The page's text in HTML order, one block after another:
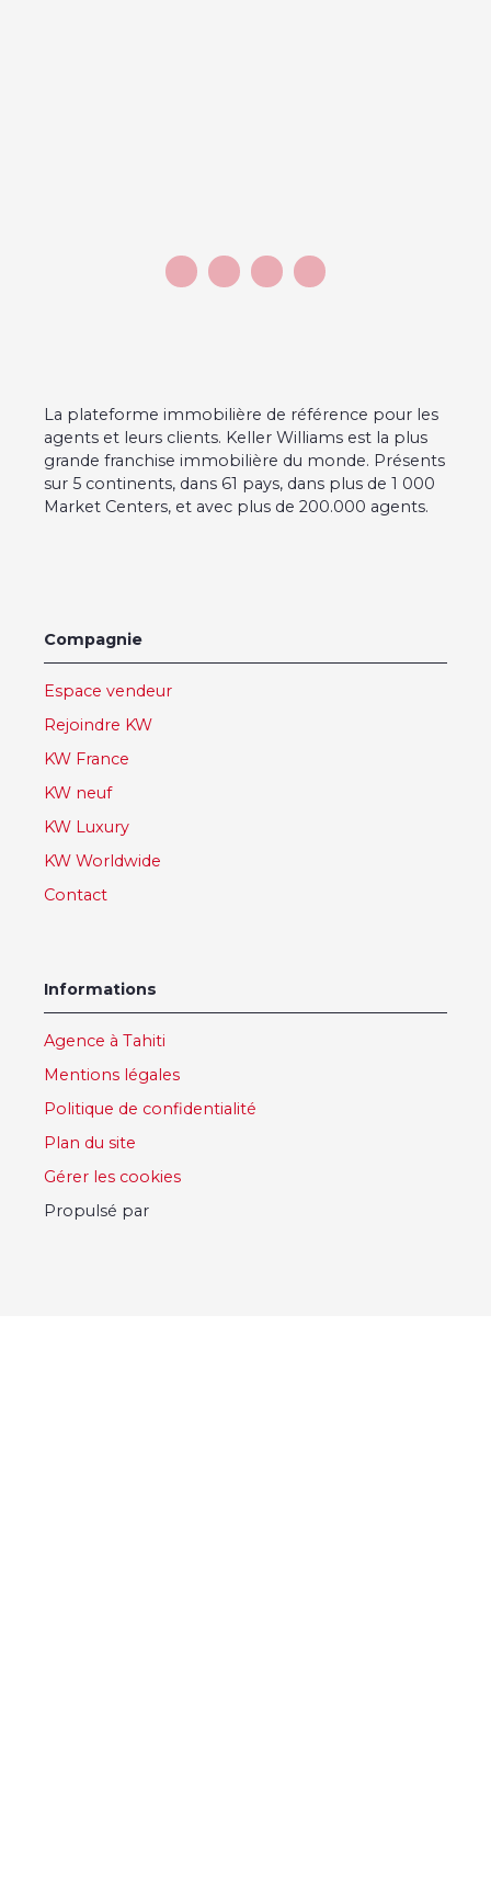
La plateforme immobilière de référence pour les
agents et leurs clients. Keller Williams est la plus
grande franchise immobilière du monde. Présents
sur 5 continents, dans 61 pays, dans plus de 1 000
Market Centers, et avec plus de 200.000 agents.
Compagnie
Espace vendeur
Rejoindre KW
KW France
KW neuf
KW Luxury
KW Worldwide
Contact
Informations
Agence à Tahiti
Mentions légales
Politique de confidentialité
Plan du site
Gérer les cookies
Propulsé par